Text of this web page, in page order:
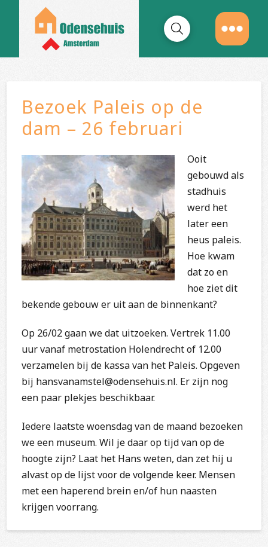
Bezoek Paleis op de
dam – 26 februari
Ooit
gebouwd als
stadhuis
werd het
later een
heus paleis.
Hoe kwam
dat zo en
hoe ziet dit
bekende gebouw er uit aan de binnenkant?
Op 26/02 gaan we dat uitzoeken. Vertrek 11.00
uur vanaf metrostation Holendrecht of 12.00
verzamelen bij de kassa van het Paleis. Opgeven
bij hansvanamstel@odensehuis.nl. Er zijn nog
een paar plekjes beschikbaar.
Iedere laatste woensdag van de maand bezoeken
we een museum. Wil je daar op tijd van op de
hoogte zijn? Laat het Hans weten, dan zet hij u
alvast op de lijst voor de volgende keer. Mensen
met een haperend brein en/of hun naasten
krijgen voorrang.